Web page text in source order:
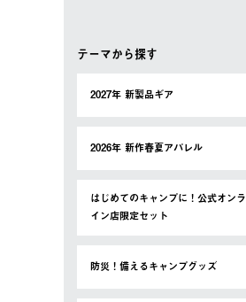
テーマから探す
2027年 新製品ギア
2026年 新作春夏アパレル
はじめてのキャンプに！公式オンラ
イン店限定セット
防災！備えるキャンプグッズ